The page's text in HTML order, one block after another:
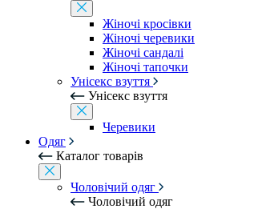
Жіночі кросівки
Жіночі черевики
Жіночі сандалі
Жіночі тапочки
Унісекс взуття
Унісекс взуття
Черевики
Одяг
Каталог товарів
Чоловічий одяг
Чоловічий одяг